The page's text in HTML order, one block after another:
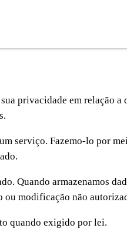
privacidade em relação a
serviço. Fazemo-lo por
Quando armazenamos
ou modificação não
quando exigido por lei.